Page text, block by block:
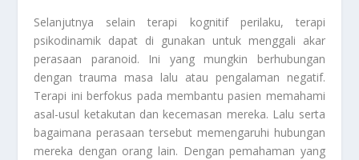
Selanjutnya selain terapi kognitif perilaku, terapi
psikodinamik dapat di gunakan untuk menggali akar
perasaan paranoid. Ini yang mungkin berhubungan
dengan trauma masa lalu atau pengalaman negatif.
Terapi ini berfokus pada membantu pasien memahami
asal-usul ketakutan dan kecemasan mereka. Lalu serta
bagaimana perasaan tersebut memengaruhi hubungan
mereka dengan orang lain. Dengan pemahaman yang